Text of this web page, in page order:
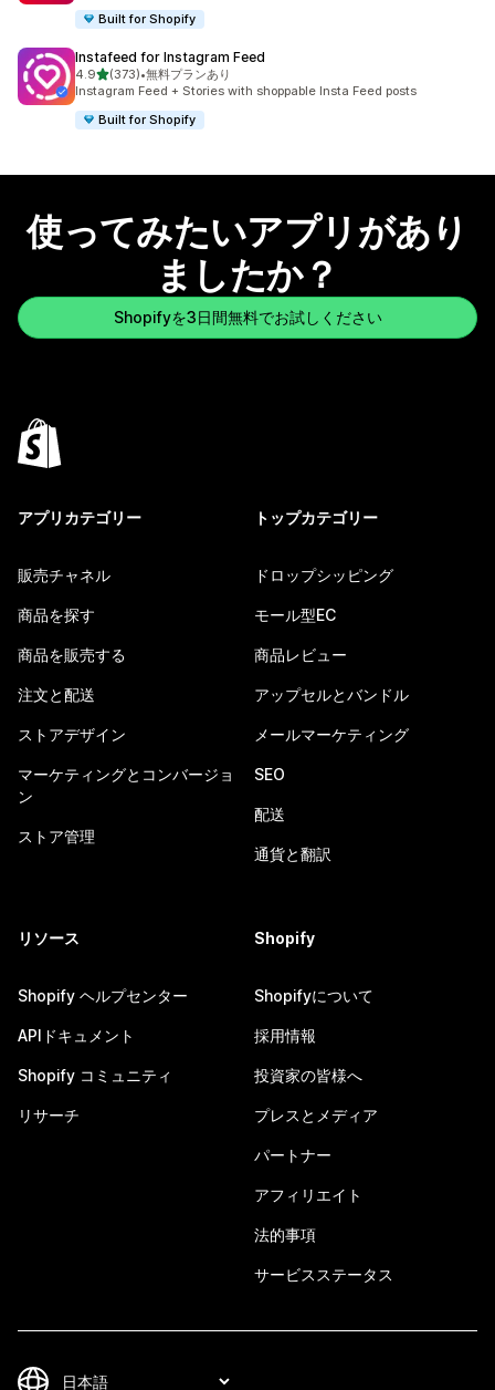
Built for Shopify
Instafeed for Instagram Feed
4.95つ星中
(373)
合計レビュー数：373件
•無料プランあり
Instagram Feed + Stories with shoppable Insta Feed posts
Built for Shopify
使ってみたいアプリがあり
ましたか？
Shopifyを3日間無料でお試しください
アプリカテゴリー
販売チャネル
商品を探す
商品を販売する
注文と配送
ストアデザイン
マーケティングとコンバージョ
ン
ストア管理
トップカテゴリー
ドロップシッピング
モール型EC
商品レビュー
アップセルとバンドル
メールマーケティング
SEO
配送
通貨と翻訳
リソース
Shopify ヘルプセンター
APIドキュメント
Shopify コミュニティ
リサーチ
Shopify
Shopifyについて
採用情報
投資家の皆様へ
プレスとメディア
パートナー
アフィリエイト
法的事項
サービスステータス